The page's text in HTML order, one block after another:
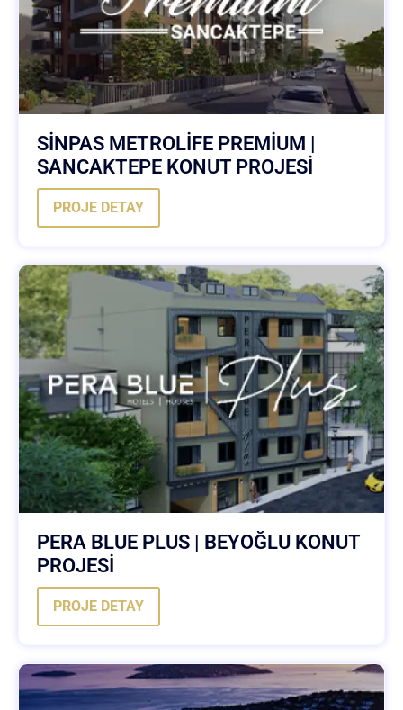
SİNPAS METROLİFE PREMİUM |
SANCAKTEPE KONUT PROJESİ
PROJE DETAY
PERA BLUE PLUS | BEYOĞLU KONUT
PROJESİ
PROJE DETAY